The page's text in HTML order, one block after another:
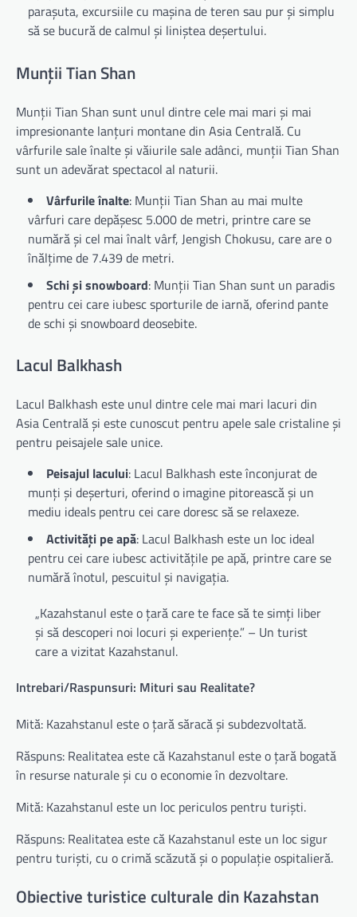
parașuta, excursiile cu mașina de teren sau pur și simplu
să se bucură de calmul și liniștea deșertului.
Munții Tian Shan
Munții Tian Shan sunt unul dintre cele mai mari și mai
impresionante lanțuri montane din Asia Centrală. Cu
vârfurile sale înalte și văiurile sale adânci, munții Tian Shan
sunt un adevărat spectacol al naturii.
Vârfurile înalte: Munții Tian Shan au mai multe
vârfuri care depășesc 5.000 de metri, printre care se
numără și cel mai înalt vârf, Jengish Chokusu, care are o
înălțime de 7.439 de metri.
Schi și snowboard: Munții Tian Shan sunt un paradis
pentru cei care iubesc sporturile de iarnă, oferind pante
de schi și snowboard deosebite.
Lacul Balkhash
Lacul Balkhash este unul dintre cele mai mari lacuri din
Asia Centrală și este cunoscut pentru apele sale cristaline și
pentru peisajele sale unice.
Peisajul lacului: Lacul Balkhash este înconjurat de
munți și deșerturi, oferind o imagine pitorească și un
mediu ideals pentru cei care doresc să se relaxeze.
Activități pe apă: Lacul Balkhash este un loc ideal
pentru cei care iubesc activitățile pe apă, printre care se
numără înotul, pescuitul și navigația.
„Kazahstanul este o țară care te face să te simți liber
și să descoperi noi locuri și experiențe.” – Un turist
care a vizitat Kazahstanul.
Intrebari/Raspunsuri: Mituri sau Realitate?
Mită: Kazahstanul este o țară săracă și subdezvoltată.
Răspuns: Realitatea este că Kazahstanul este o țară bogată
în resurse naturale și cu o economie în dezvoltare.
Mită: Kazahstanul este un loc periculos pentru turiști.
Răspuns: Realitatea este că Kazahstanul este un loc sigur
pentru turiști, cu o crimă scăzută și o populație ospitalieră.
Obiective turistice culturale din Kazahstan